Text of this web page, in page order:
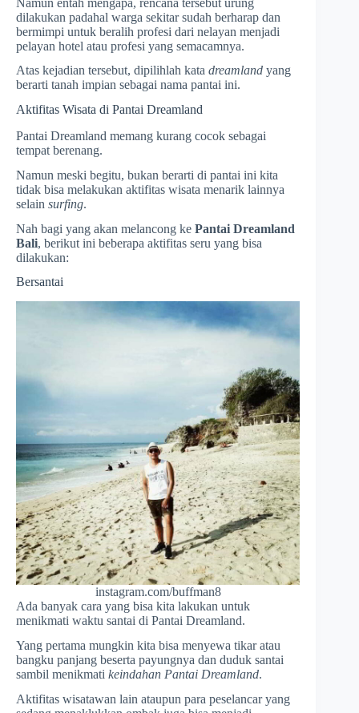
dilakukan padahal warga sekitar sudah berharap dan
bermimpi untuk beralih profesi dari nelayan menjadi
pelayan hotel atau profesi yang semacamnya.
Atas kejadian tersebut, dipilihlah kata dreamland yang
berarti tanah impian sebagai nama pantai ini.
Aktifitas Wisata di Pantai Dreamland
Pantai Dreamland memang kurang cocok sebagai
tempat berenang.
Namun meski begitu, bukan berarti di pantai ini kita
tidak bisa melakukan aktifitas wisata menarik lainnya
selain surfing.
Nah bagi yang akan melancong ke Pantai Dreamland
Bali, berikut ini beberapa aktifitas seru yang bisa
dilakukan:
Bersantai
instagram.com/buffman8
Ada banyak cara yang bisa kita lakukan untuk
menikmati waktu santai di Pantai Dreamland.
Yang pertama mungkin kita bisa menyewa tikar atau
bangku panjang beserta payungnya dan duduk santai
sambil menikmati keindahan Pantai Dreamland.
Aktifitas wisatawan lain ataupun para peselancar yang